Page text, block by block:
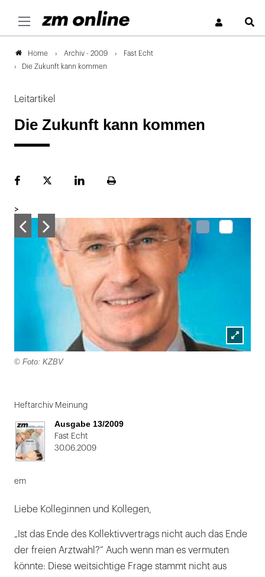
Home Archiv - 2009
Fast Echt
Die Zukunft kann kommen
Leitartikel
Die Zukunft kann kommen
FacebookPlattformLinekdInSeite
>
Lightbox
© Foto: KZBV
1
von
2
Heftarchiv Meinung
Ausgabe 13/2009
Fast Echt
30.06.2009
em
Liebe Kolleginnen und Kollegen,
„Ist das Ende des Kollektivvertrags nicht auch das Ende
der freien Arztwahl?“ Auch wenn man es vermuten
könnte: Diese weitsichtige Frage stammt nicht aus